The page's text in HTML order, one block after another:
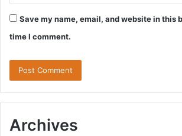
Save my name, email, and website in this
time I comment.
Archives